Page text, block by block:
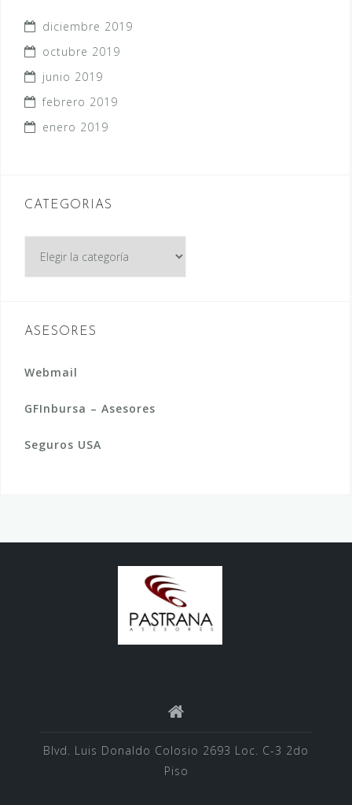
diciembre 2019
octubre 2019
junio 2019
febrero 2019
enero 2019
CATEGORIAS
ASESORES
Webmail
GFInbursa – Asesores
Seguros USA
Blvd. Luis Donaldo Colosio 2693 Loc. C-3 2do
Piso